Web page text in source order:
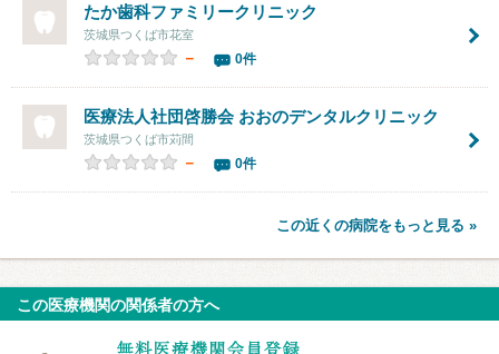
たか歯科ファミリークリニック
茨城県つくば市花室
－ 0件
医療法人社団啓勝会 おおのデンタルクリニック
茨城県つくば市苅間
－ 0件
この近くの病院をもっと見る »
この医療機関の関係者の方へ